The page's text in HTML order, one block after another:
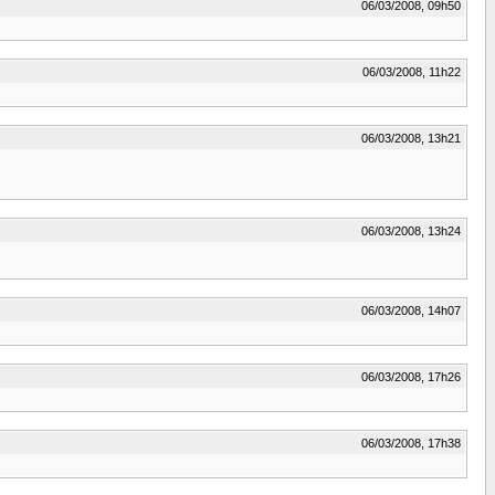
06/03/2008, 09h50
06/03/2008, 11h22
06/03/2008, 13h21
06/03/2008, 13h24
06/03/2008, 14h07
06/03/2008, 17h26
06/03/2008, 17h38